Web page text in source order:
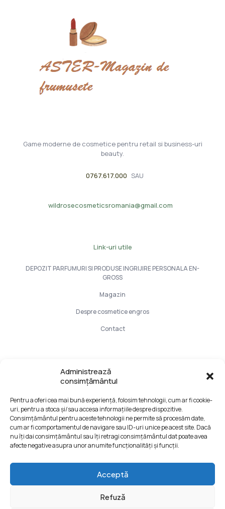
Administrează
consimțământul
Pentru a oferi cea mai bună experiență, folosim tehnologii, cum ar fi cookie-
uri, pentru a stoca și/sau accesa informațiile despre dispozitive.
Consimțământul pentru aceste tehnologii ne permite să procesăm date,
cum ar fi comportamentul de navigare sau ID-uri unice pe acest site. Dacă
nu îți dai consimțământul sau îți retragi consimțământul dat poate avea
afecte negative asupra unor anumite funcționalități și funcții.
Acceptă
Refuză
Game moderne de cosmetice pentru retail si business-uri
beauty.
0767.617.000 SAU
wildrosecosmeticsromania@gmail.com
Link-uri utile
DEPOZIT PARFUMURI SI PRODUSE INGRIJIRE PERSONALA EN-
GROSS
Magazin
Despre cosmetice engros
Contact
LIVRARE SI PLATA
CONFIDENTIALITATE DATELOR
TERMENI SI CONDITII
Formular retur